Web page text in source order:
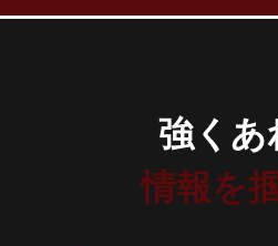
強くあ
情報を